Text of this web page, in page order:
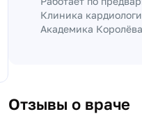
Клиника
Академика
Отзывы о враче